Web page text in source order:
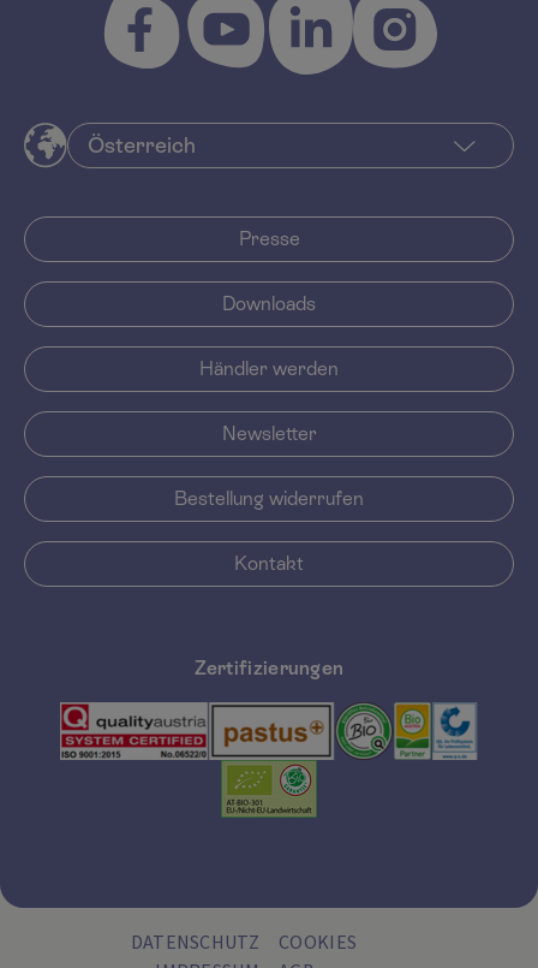
Presse
Downloads
Händler werden
Newsletter
Bestellung widerrufen
Kontakt
Zertifizierungen
DATENSCHUTZ
COOKIES